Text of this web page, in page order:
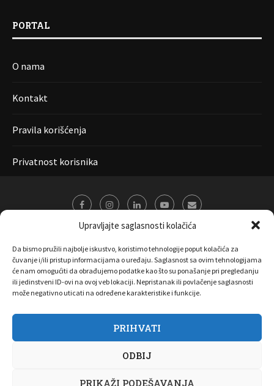
Upravljajte saglasnosti kolačića
Da bismo pružili najbolje iskustvo, koristimo tehnologije poput kolačića za
čuvanje i/ili pristup informacijama o uređaju. Saglasnost sa ovim tehnologijama
će nam omogućiti da obrađujemo podatke kao što su ponašanje pri pregledanju
ili jedinstveni ID-ovi na ovoj veb lokaciji. Nepristanak ili povlačenje saglasnosti
može negativno uticati na određene karakteristike i funkcije.
PRIHVATI
ODBIJ
PRIKAŽI PODEŠAVANJA
PORTAL
O nama
Kontakt
Pravila korišćenja
Privatnost korisnika
O nama Marketing Kontakt FAQ
Privatnost korisnika
Pravila korišćenja